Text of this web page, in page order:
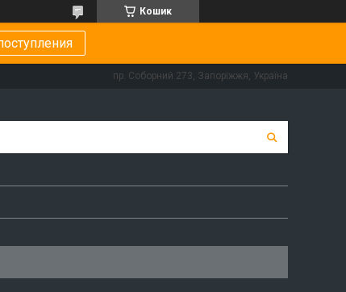
Кошик
пр. Соборний 273, Запоріжжя, Україна